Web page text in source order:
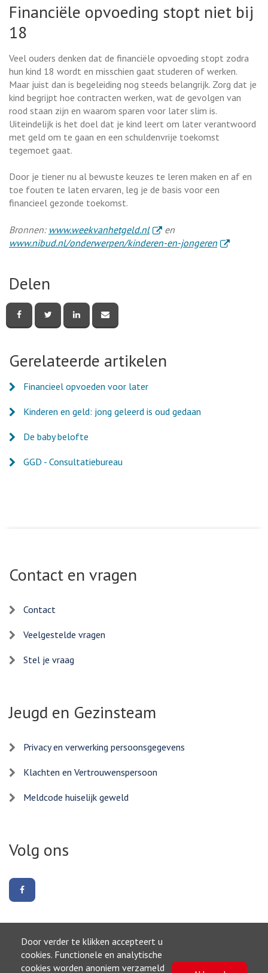
Door verder te klikken accepteert u
cookies. Functionele en analytische
cookies worden anoniem verzameld
Financiële opvoeding stopt niet bij
18
Veel ouders denken dat de financiële opvoeding stopt zodra
hun kind 18 wordt en misschien gaat studeren of werken.
Maar juist dan is begeleiding nog steeds belangrijk. Zorg dat je
kind begrijpt hoe contracten werken, wat de gevolgen van
rood staan zijn en waarom sparen voor later slim is.
Uiteindelijk is het doel dat je kind leert om later verantwoord
met geld om te gaan en een schuldenvrije toekomst
tegemoet gaat.
Door je tiener nu al bewuste keuzes te leren maken en af en
toe fouten te laten ervaren, leg je de basis voor een
financieel gezonde toekomst.
Bronnen: www.weekvanhetgeld.nl. Externe link
en
www.nibud.nl/onderwerpen/kinderen-en-jongeren. Externe
Delen
deze
pagina
deze
pagina
deze
pagina
deze
pagina
mail
Gerelateerde artikelen
Financieel opvoeden voor later
Kinderen en geld: jong geleerd is oud gedaan
De baby belofte
GGD - Consultatiebureau
Contact en vragen
Contact
Veelgestelde vragen
Stel je vraag
Jeugd en Gezinsteam
Privacy en verwerking persoonsgegevens
Klachten en Vertrouwenspersoon
Meldcode huiselijk geweld
Volg ons
ons
Naar boven